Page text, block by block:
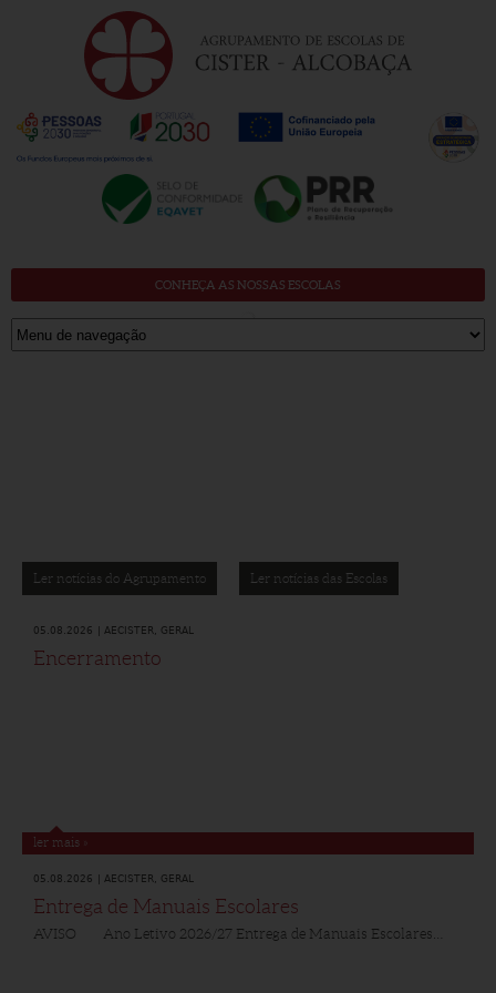
CONHEÇA AS NOSSAS ESCOLAS
Ler notícias do Agrupamento Ler notícias das Escolas
05.08.2026 AECISTER, GERAL
Encerramento
ler mais »
05.08.2026 AECISTER, GERAL
Entrega de Manuais Escolares
AVISO Ano Letivo 2026/27 Entrega de Manuais Escolares…